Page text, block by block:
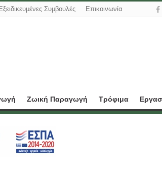
Συμβουλές Επικοινωνία
Ζωική Παραγωγή Τρόφιμα